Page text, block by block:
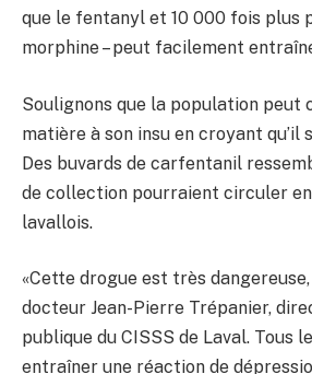
que le fentanyl et 10 000 fois plus
morphine – peut facilement
Soulignons que la population peut
matière à son insu en croyant qu’il
Des buvards de carfentanil
de collection pourraient circuler
lavallois.
«Cette drogue est très
docteur Jean-Pierre Trépanier,
publique du CISSS de Laval. Tous
entraîner une réaction de